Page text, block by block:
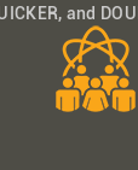
and